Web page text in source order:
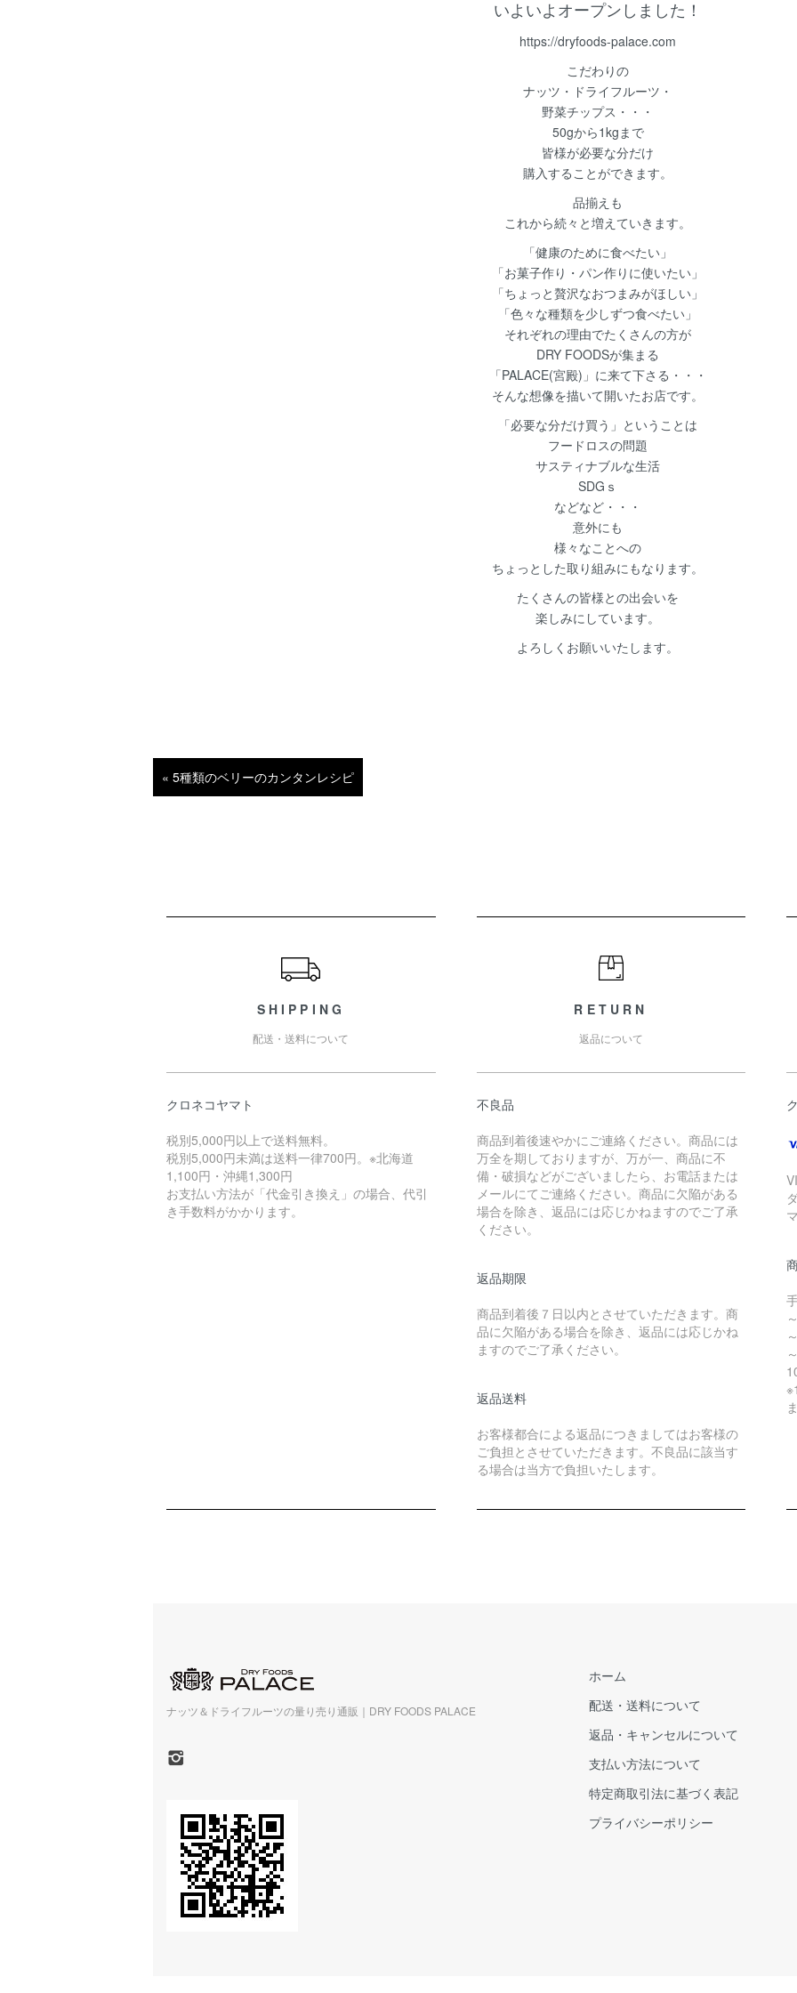
いよいよオープンしました！
https://dryfoods-palace.com
こだわりの
ナッツ・ドライフルーツ・
野菜チップス・・・
50gから1kgまで
皆様が必要な分だけ
購入することができます。
品揃えも
これから続々と増えていきます。
「健康のために食べたい」
「お菓子作り・パン作りに使いたい」
「ちょっと贅沢なおつまみがほしい」
「色々な種類を少しずつ食べたい」
それぞれの理由でたくさんの方が
DRY FOODSが集まる
「PALACE(宮殿)」に来て下さる・・・
そんな想像を描いて開いたお店です。
「必要な分だけ買う」ということは
フードロスの問題
サスティナブルな生活
SDGｓ
などなど・・・
意外にも
様々なことへの
ちょっとした取り組みにもなります。
たくさんの皆様との出会いを
楽しみにしています。
よろしくお願いいたします。
« 5種類のベリーのカンタンレシピ
SHIPPING
配送・送料について
クロネコヤマト
税別5,000円以上で送料無料。
税別5,000円未満は送料一律700円。※北海道
1,100円・沖縄1,300円
お支払い方法が「代金引き換え」の場合、代引
き手数料がかかります。
RETURN
返品について
不良品
商品到着後速やかにご連絡ください。商品には
万全を期しておりますが、万が一、商品に不
備・破損などがございましたら、お電話または
メールにてご連絡ください。商品に欠陥がある
場合を除き、返品には応じかねますのでご了承
ください。
返品期限
商品到着後７日以内とさせていただきます。商
品に欠陥がある場合を除き、返品には応じかね
ますのでご了承ください。
返品送料
お客様都合による返品につきましてはお客様の
ご負担とさせていただきます。不良品に該当す
る場合は当方で負担いたします。
ナッツ＆ドライフルーツの量り売り通販｜DRY FOODS PALACE
ホーム
配送・送料について
返品・キャンセルについて
支払い方法について
特定商取引法に基づく表記
プライバシーポリシー